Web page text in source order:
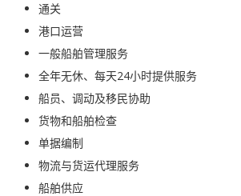
通关
港口运营
一般船舶管理服务
全年无休、每天24小时提供服务
船员、调动及移民协助
货物和船舶检查
单据编制
物流与货运代理服务
船舶供应